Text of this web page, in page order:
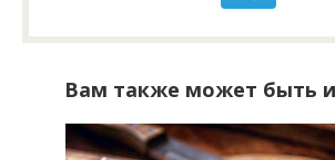
Вам также может быть